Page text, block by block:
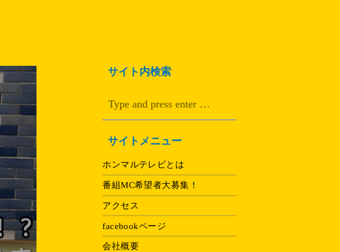
サイト内検索
サイトメニュー
ホンマルテレビとは
番組MC希望者大募集！
アクセス
facebookページ
会社概要